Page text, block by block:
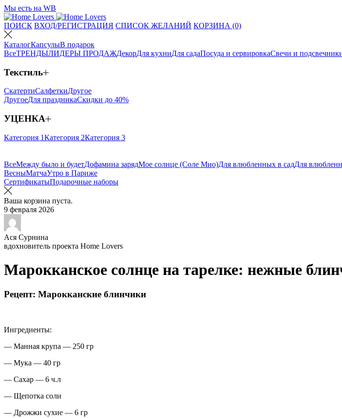
Мы есть на WB
ПОИСК ВХОД/РЕГИСТРАЦИЯ СПИСОК ЖЕЛАНИЙ КОРЗИНА (0)
КаталогКапсулыВ подарок
ВсеТРЕНДЫЛИДЕРЫ ПРОДАЖДекорДля кухниДля садаПосуда и сервировкаСвечи и
Текстиль
СкатертиСалфеткиДругое
ДругоеДля праздникаСкидки до 40%
УЦЕНКА
Категория 1Категория 2Категория 3
ВсеМежду было и будетДофамина зарядМое солнце (Соле Мио)Для влюбленных в садДля
ВесныМатчаУтро в Париже
СертификатыПодарочные наборы
Ваша корзина пуста.
9 февраля 2026
Ася Сурнина
вдохновитель проекта Home Lovers
Марокканское солнце на тарелке: нежные
Рецепт: Марокканские блинчики
Ингредиенты:
— Манная крупа — 250 гр
— Мука — 40 гр
— Сахар — 6 ч.л
— Щепотка соли
— Дрожжи сухие — 6 гр